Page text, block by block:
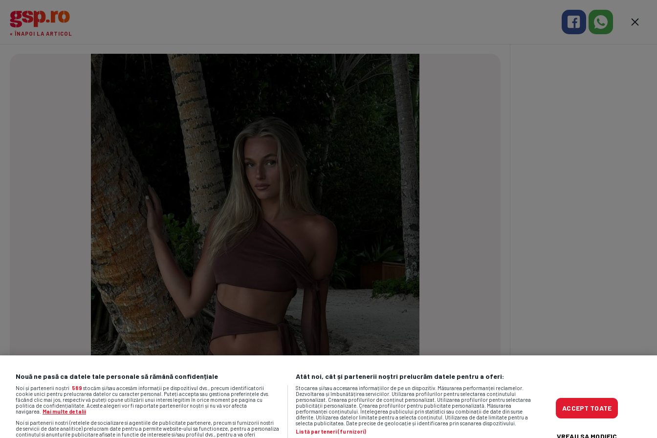
« ÎNAPOI LA ARTICOL
Nouă ne pasă ca datele tale personale să rămână confidențiale
Noi și partenerii noștri 589 stocăm și/sau accesăm informații pe dispozitivul dvs., precum identificatorii
cookie unici pentru prelucrarea datelor cu caracter personal. Puteți accepta sau gestiona preferințele dvs.
făcând clic mai jos, respectiv vă puteți opune utilizării unui interes legitim în orice moment pe pagina cu
politica de confidențialitate. Aceste alegeri vor fi raportate partenerilor noștri și nu vă vor afecta
navigarea.
Mai multe detalii
Noi si partenerii nostri (retelele de socializare si agentiile de publicitate partenere, precum si furnizorii nostri
de servicii de date analitice) prelucram date pentru a permite website-ului sa functioneze, pentru a personaliza
continutul si anunturile publicitare afisate in functie de interesele si/sau profilul dvs., pentru a va oferi
Atât noi, cât și partenerii noștri prelucrăm datele pentru a oferi:
Stocarea și/sau accesarea informațiilor de pe un dispozitiv. Măsurarea performanței reclamelor.
Dezvoltarea și îmbunătățirea serviciilor. Utilizarea profilurilor pentru selectarea conținutului
personalizat. Crearea profilurilor de conținut personalizat. Utilizarea profilurilor pentru selectarea
publicității personalizate. Crearea profilurilor pentru publicitate personalizată. Măsurarea
performanței conținutului. Înțelegerea publicului prin statistici sau combinații de date din surse
diferite. Utilizarea datelor limitate pentru a selecta conținutul. Utilizarea de date limitate pentru a
selecta publicitatea. Date precise de geolocație și identificarea prin scanarea dispozitivului.
Listă parteneri (furnizori)
ACCEPT TOATE
VREAU SA MODIFIC